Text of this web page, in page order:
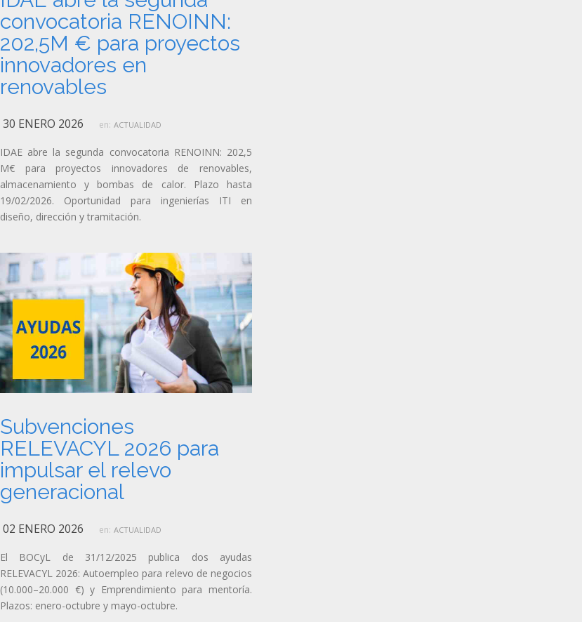
convocatoria RENOINN:
202,5M € para proyectos
innovadores en
renovables
30 ENERO 2026 en: ACTUALIDAD
IDAE abre la segunda convocatoria RENOINN: 202,5
M€ para proyectos innovadores de renovables,
almacenamiento y bombas de calor. Plazo hasta
19/02/2026. Oportunidad para ingenierías ITI en
diseño, dirección y tramitación.
Subvenciones
RELEVACYL 2026 para
impulsar el relevo
generacional
02 ENERO 2026 en: ACTUALIDAD
El BOCyL de 31/12/2025 publica dos ayudas
RELEVACYL 2026: Autoempleo para relevo de negocios
(10.000–20.000 €) y Emprendimiento para mentoría.
Plazos: enero-octubre y mayo-octubre.